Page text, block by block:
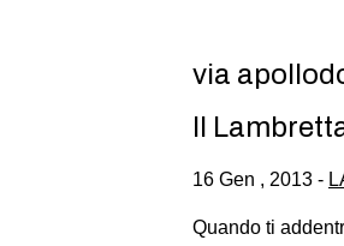
via
Il
16 Gen , 2013 -
Quando ti